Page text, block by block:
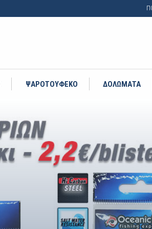
ΨΑΡΟΤΟΥΦΕΚΟ ΔΟΛΩΜΑΤΑ